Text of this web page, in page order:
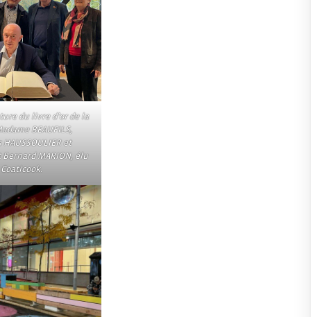
du livre d’or de la
BEAUFILS,
et
Bernard MARION, élu